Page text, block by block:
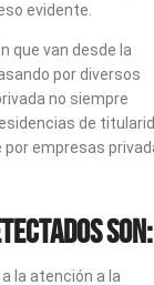
evidente.
que van desde la
por diversos
no siempre
de
empresas
son:
la atención a la